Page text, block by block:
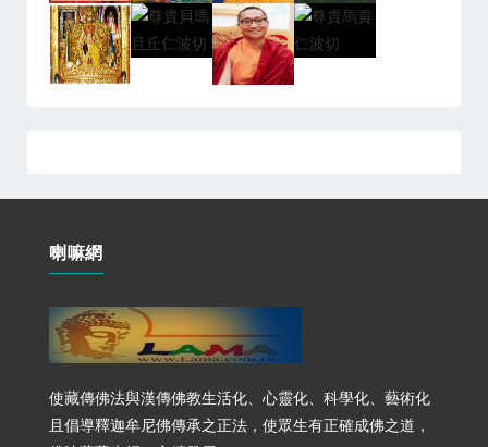
喇嘛網
使藏傳佛法與漢傳佛教生活化、心靈化、科學化、藝術化
且倡導釋迦牟尼佛傳承之正法，使眾生有正確成佛之道，